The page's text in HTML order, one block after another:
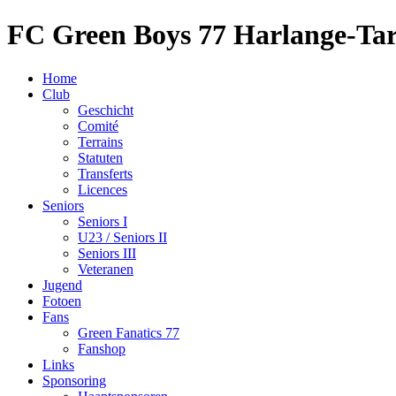
FC Green Boys 77 Harlange-
Home
Club
Geschicht
Comité
Terrains
Statuten
Transferts
Licences
Seniors
Seniors I
U23 / Seniors II
Seniors III
Veteranen
Jugend
Fotoen
Fans
Green Fanatics 77
Fanshop
Links
Sponsoring